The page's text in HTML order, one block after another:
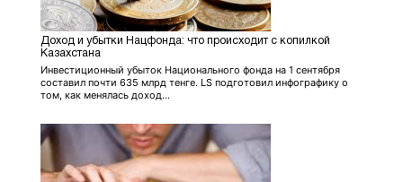
Доход и убытки Нацфонда: что происходит с копилкой
Казахстана
Инвестиционный убыток Национального фонда на 1 сентября
составил почти 635 млрд тенге. LS подготовил инфографику о
том, как менялась доход...